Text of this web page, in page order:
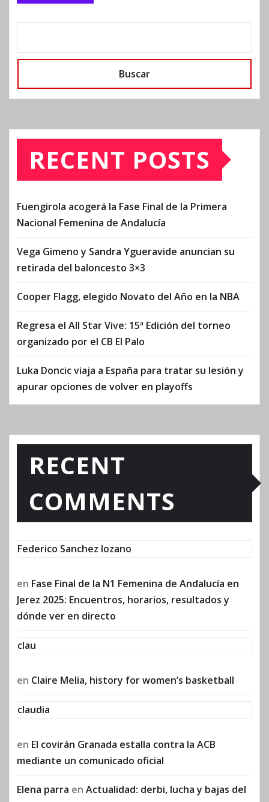
Buscar
RECENT POSTS
Fuengirola acogerá la Fase Final de la Primera
Nacional Femenina de Andalucía
Vega Gimeno y Sandra Ygueravide anuncian su
retirada del baloncesto 3×3
Cooper Flagg, elegido Novato del Año en la NBA
Regresa el All Star Vive: 15ª Edición del torneo
organizado por el CB El Palo
Luka Doncic viaja a España para tratar su lesión y
apurar opciones de volver en playoffs
RECENT
COMMENTS
Federico Sanchez lozano
en Fase Final de la N1 Femenina de Andalucía en
Jerez 2025: Encuentros, horarios, resultados y
dónde ver en directo
clau
en Claire Melia, history for women’s basketball
claudia
en El covirán Granada estalla contra la ACB
mediante un comunicado oficial
Elena parra en Actualidad: derbi, lucha y bajas del